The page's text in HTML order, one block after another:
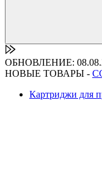
ОБНОВЛЕНИЕ:
НОВЫЕ ТОВАРЫ -
Картриджи для